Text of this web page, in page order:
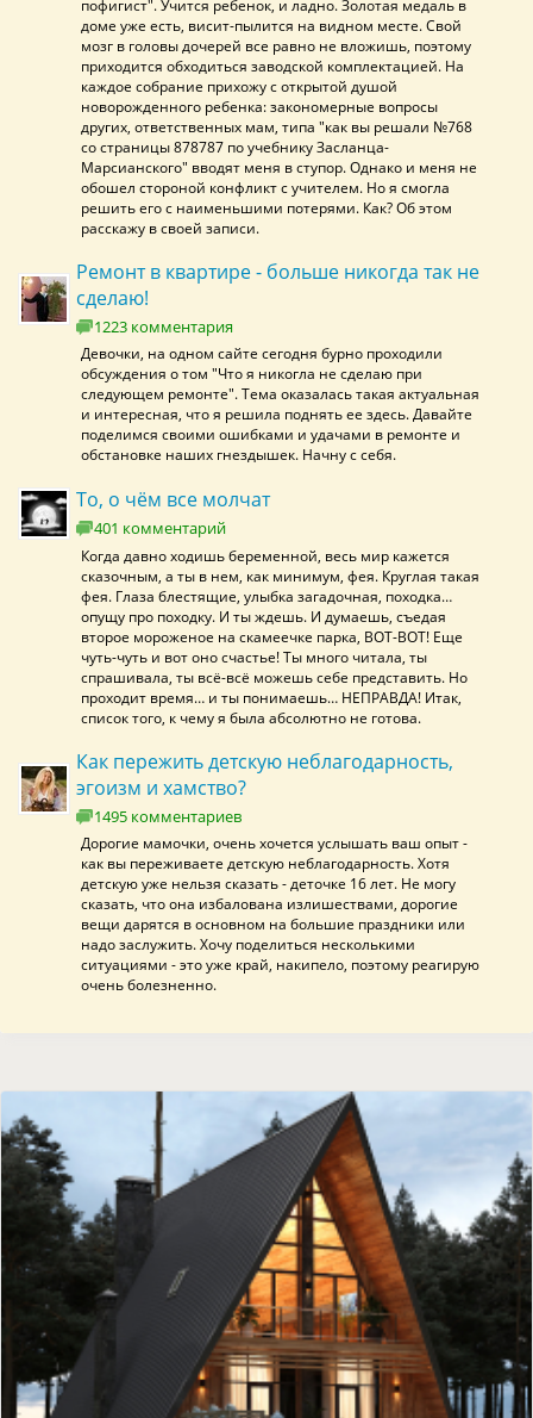
пофигист". Учится ребенок, и ладно. Золотая медаль в
доме уже есть, висит-пылится на видном месте. Свой
мозг в головы дочерей все равно не вложишь, поэтому
приходится обходиться заводской комплектацией. На
каждое собрание прихожу с открытой душой
новорожденного ребенка: закономерные вопросы
других, ответственных мам, типа "как вы решали №768
со страницы 878787 по учебнику Засланца-
Марсианского" вводят меня в ступор. Однако и меня не
обошел стороной конфликт с учителем. Но я смогла
решить его с наименьшими потерями. Как? Об этом
расскажу в своей записи.
Ремонт в квартире - больше никогда так не
сделаю!
1223 комментария
Девочки, на одном сайте сегодня бурно проходили
обсуждения о том "Что я никогла не сделаю при
следующем ремонте". Тема оказалась такая актуальная
и интересная, что я решила поднять ее здесь. Давайте
поделимся своими ошибками и удачами в ремонте и
обстановке наших гнездышек. Начну с себя.
То, о чём все молчат
401 комментарий
Когда давно ходишь беременной, весь мир кажется
сказочным, а ты в нем, как минимум, фея. Круглая такая
фея. Глаза блестящие, улыбка загадочная, походка…
опущу про походку. И ты ждешь. И думаешь, съедая
второе мороженое на скамеечке парка, ВОТ-ВОТ! Еще
чуть-чуть и вот оно счастье! Ты много читала, ты
спрашивала, ты всё-всё можешь себе представить. Но
проходит время… и ты понимаешь… НЕПРАВДА! Итак,
список того, к чему я была абсолютно не готова.
Как пережить детскую неблагодарность,
эгоизм и хамство?
1495 комментариев
Дорогие мамочки, очень хочется услышать ваш опыт -
как вы переживаете детскую неблагодарность. Хотя
детскую уже нельзя сказать - деточке 16 лет. Не могу
сказать, что она избалована излишествами, дорогие
вещи дарятся в основном на большие праздники или
надо заслужить. Хочу поделиться несколькими
ситуациями - это уже край, накипело, поэтому реагирую
очень болезненно.